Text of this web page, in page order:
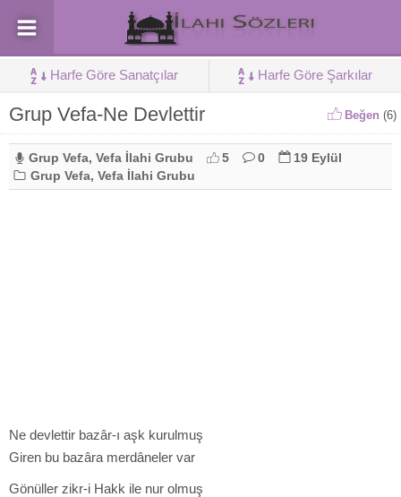
Harfe Göre Sanatçılar Harfe Göre Şarkılar
Grup Vefa-Ne Devlettir Beğen (6)
Grup Vefa, Vefa İlahi Grubu 5 0
19 Eylül
Grup Vefa, Vefa İlahi Grubu
Ne devlettir bazâr-ı aşk kurulmuş
Giren bu bazâra merdâneler var
Gönüller zikr-i Hakk ile nur olmuş